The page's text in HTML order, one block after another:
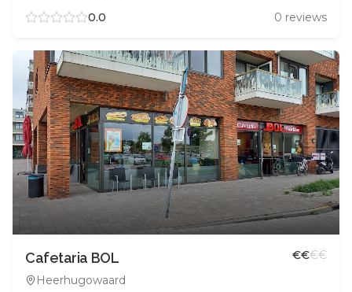
0.0 0 reviews
Cafetaria BOL
Heerhugowaard
€€€€